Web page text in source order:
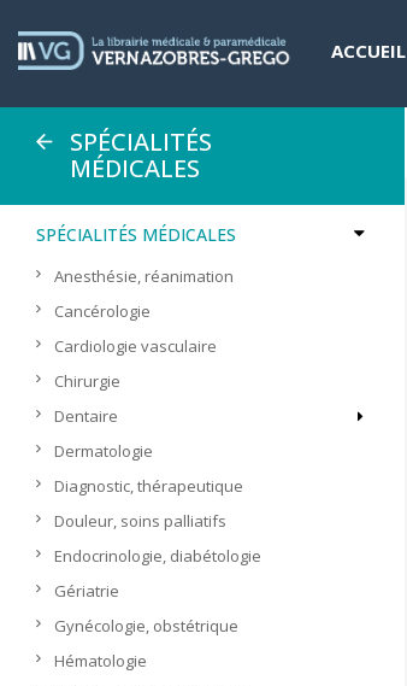
ACCUEIL
SPÉCIALITÉS
MÉDICALES
SPÉCIALITÉS MÉDICALES
Anesthésie, réanimation
Cancérologie
Cardiologie vasculaire
Chirurgie
Dentaire
Dermatologie
Diagnostic, thérapeutique
Douleur, soins palliatifs
Endocrinologie, diabétologie
Gériatrie
Gynécologie, obstétrique
Hématologie